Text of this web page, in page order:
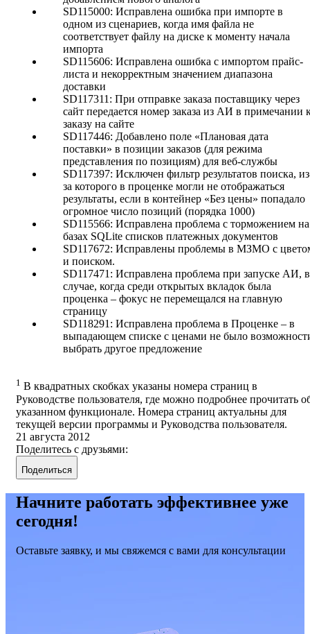
SD115000: Исправлена ошибка при импорте в
одном из сценариев, когда имя файла не
соответствует файлу на диске к моменту начала
импорта
SD115606: Исправлена ошибка с импортом прайс-
листа и некорректным значением диапазона
доставки
SD117311: При отправке заказа поставщику через
сайт передается номер заказа из АИ в примечании
заказу на сайте
SD117446: Добавлено поле «Плановая дата
поставки» в позиции заказов (для режима
представления по позициям) для веб-службы
SD117397: Исключен фильтр результатов поиска,
за которого в проценке могли не отображаться
результаты, если в контейнер «Без цены» попадало
огромное число позиций (порядка 1000)
SD115566: Исправлена проблема с торможением на
базах SQLite списков платежных документов
SD117672: Исправлены проблемы в МЗМО с
и поиском.
SD117471: Исправлена проблема при запуске АИ, в
случае, когда среди открытых вкладок была
проценка – фокус не перемещался на главную
страницу
SD118291: Исправлена проблема в Проценке – в
выпадающем списке с ценами не было
выбрать другое предложение
1 В квадратных скобках указаны номера страниц в
Руководстве пользователя, где можно подробнее прочитать
указанном функционале. Номера страниц актуальны для
текущей версии программы и Руководства пользователя.
21 августа 2012
Поделитесь с друзьями:
Поделиться
Начните работать эффективнее уже
сегодня!
Оставьте заявку, и мы свяжемся с вами для консультации